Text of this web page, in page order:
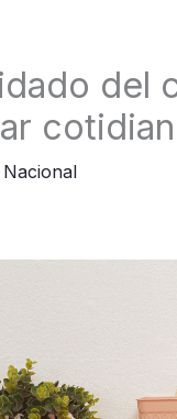
del
Nacional